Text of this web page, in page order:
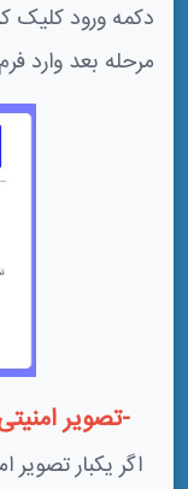
دکمه ورود کلیک
مرحله بعد وارد
-تصویر
اگر یکبار تصویر